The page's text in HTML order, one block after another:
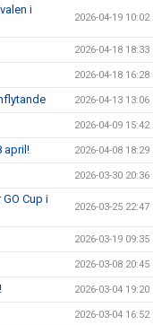
i
2026-04-19 10:02
2026-04-18 18:33
2026-04-18 16:28
2026-04-13 13:06
2026-04-09 15:42
april! 2026-04-08 18:29
2026-03-30 20:36
Cup i
2026-03-25 22:47
2026-03-19 09:35
2026-03-08 20:45
2026-03-04 19:20
2026-03-04 16:52